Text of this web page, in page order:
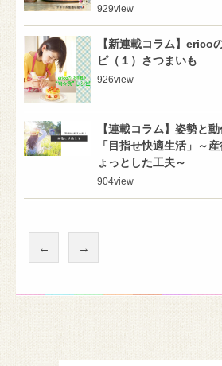
929view
【新連載コラム】erico
ピ（１）さつまいも
926view
【連載コラム】姿勢と
「目指せ快適生活」～
ょっとした工夫～
904view
← →